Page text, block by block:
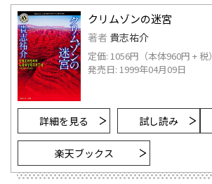
クリムゾンの迷宮
著者 貴志祐介
定価: 1056円（本体960円 + 税）
発売日: 1999年04月09日
詳細を見る 試し読み
楽天ブックス